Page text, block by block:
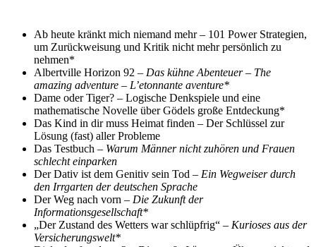
Ab heute kränkt mich niemand mehr – 101 Power Strategien,
um Zurückweisung und Kritik nicht mehr persönlich zu
nehmen*
Albertville Horizon 92 – Das kühne Abenteuer – The
amazing adventure – L’etonnante aventure*
Dame oder Tiger? – Logische Denkspiele und eine
mathematische Novelle über Gödels große Entdeckung*
Das Kind in dir muss Heimat finden – Der Schlüssel zur
Lösung (fast) aller Probleme
Das Testbuch – Warum Männer nicht zuhören und Frauen
schlecht einparken
Der Dativ ist dem Genitiv sein Tod – Ein Wegweiser durch
den Irrgarten der deutschen Sprache
Der Weg nach vorn – Die Zukunft der
Informationsgesellschaft*
„Der Zustand des Wetters war schlüpfrig“ – Kurioses aus der
Versicherungswelt*